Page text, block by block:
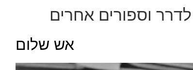
וספורים אחרים
אש שלום